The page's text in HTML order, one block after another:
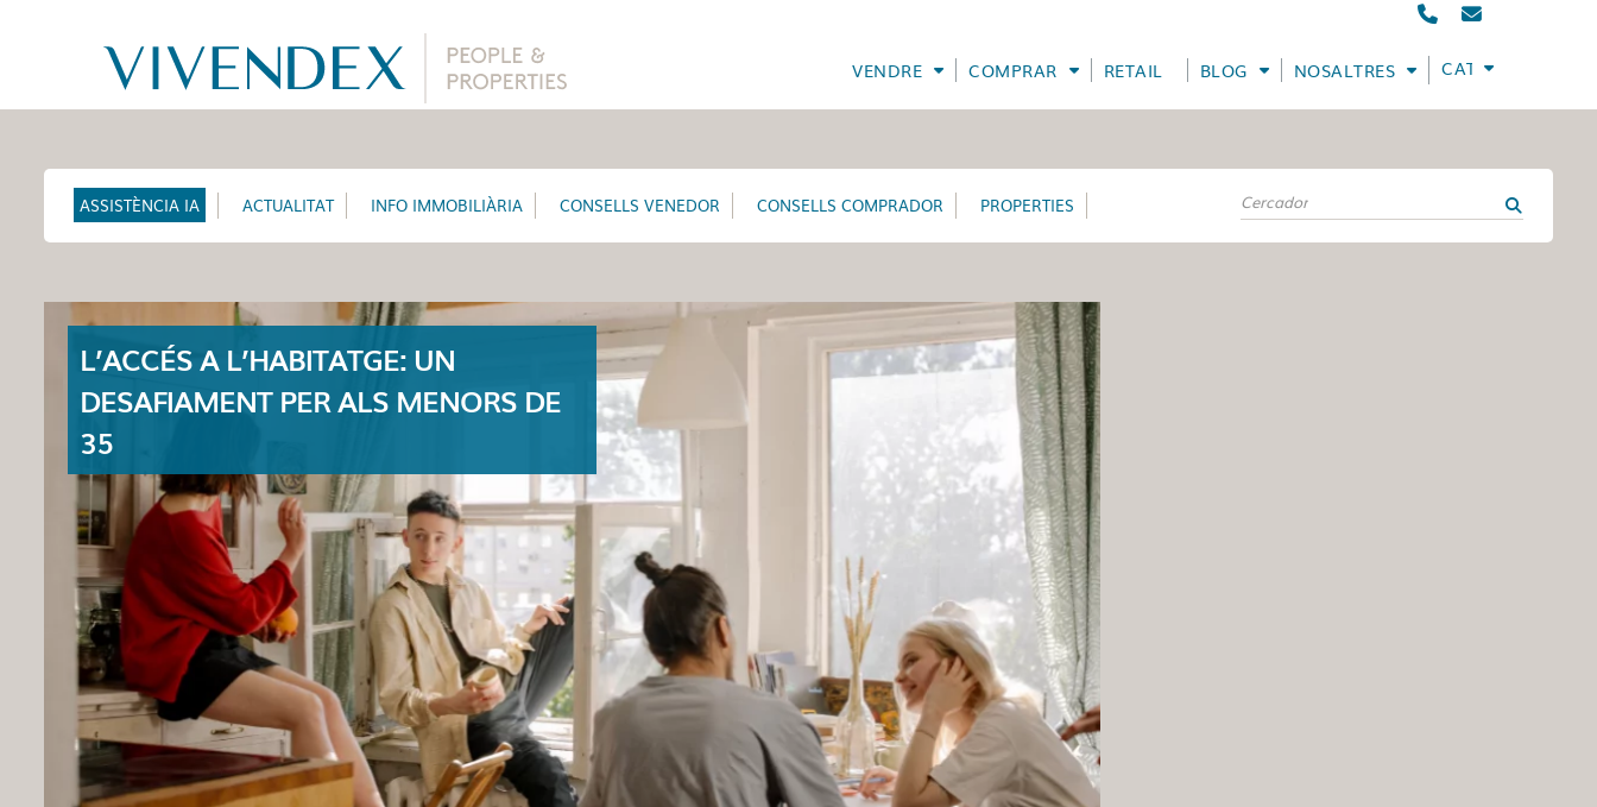
VENDRE COMPRAR RETAIL BLOG NOSALTRES CATALÀ
ASSISTÈNCIA IA ACTUALITAT INFO IMMOBILIÀRIA CONSELLS VENEDOR CONSELLS COMPRADOR PROPERTIES
L’ACCÉS A L’HABITATGE: UN
DESAFIAMENT PER ALS MENORS DE
35